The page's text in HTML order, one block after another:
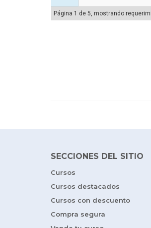
Página 1 de 5, mostrando
SECCIONES DEL SITIO
Cursos
Cursos destacados
Cursos con descuento
Compra segura